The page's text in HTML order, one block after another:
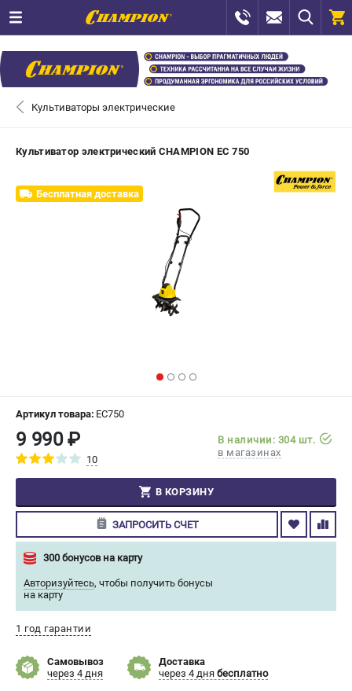
МАГАЗИНЫ
ИЗБРАННОЕ ( 0
ВХОД ИЛИ РЕГИСТРАЦИЯ
0
Сервисный центр
Нашли дешевле?
Политика обработки персональных данных
О компании
Культиваторы электрические
Культиватор электрический CHAMPION EC 750
Бесплатная доставка
Артикул товара: EC750
9 990 ₽
10
В наличии: 304 шт.
в магазинах
В КОРЗИНУ
ЗАПРОСИТЬ СЧЕТ
300 бонусов на карту
Авторизуйтесь, чтобы получить бонусы
на карту
1 год гарантии
Самовывоз
через 4 дня
Доставка
через 4 дня бесплатно